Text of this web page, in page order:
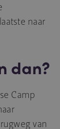
naar
dan?
Camp
van